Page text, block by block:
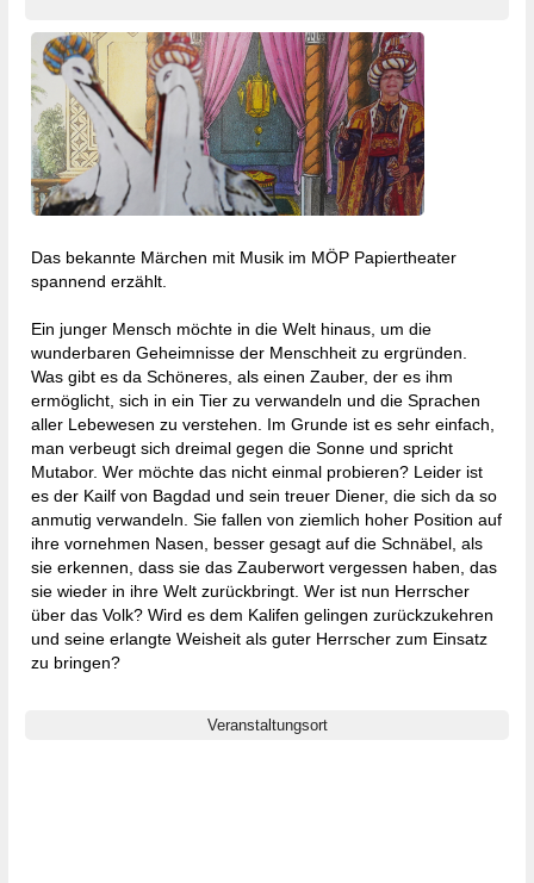
Gewinnspiel
Malvorlagen
Newsletter
Das bekannte Märchen mit Musik im MÖP Papiertheater
spannend erzählt.
Ein junger Mensch möchte in die Welt hinaus, um die
wunderbaren Geheimnisse der Menschheit zu ergründen.
Was gibt es da Schöneres, als einen Zauber, der es ihm
ermöglicht, sich in ein Tier zu verwandeln und die Sprachen
aller Lebewesen zu verstehen. Im Grunde ist es sehr einfach,
man verbeugt sich dreimal gegen die Sonne und spricht
Mutabor. Wer möchte das nicht einmal probieren? Leider ist
es der Kailf von Bagdad und sein treuer Diener, die sich da so
anmutig verwandeln. Sie fallen von ziemlich hoher Position auf
ihre vornehmen Nasen, besser gesagt auf die Schnäbel, als
sie erkennen, dass sie das Zauberwort vergessen haben, das
sie wieder in ihre Welt zurückbringt. Wer ist nun Herrscher
über das Volk? Wird es dem Kalifen gelingen zurückzukehren
und seine erlangte Weisheit als guter Herrscher zum Einsatz
zu bringen?
Veranstaltungsort